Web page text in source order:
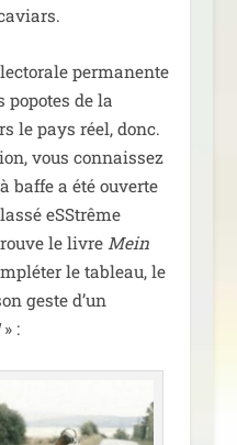
per­ma­nente
popotes de la
le pays réel, donc.
vous connais­sez
baffe a été ouverte
eSStrême
le livre Mein
le tableau, le
geste d’un
» :